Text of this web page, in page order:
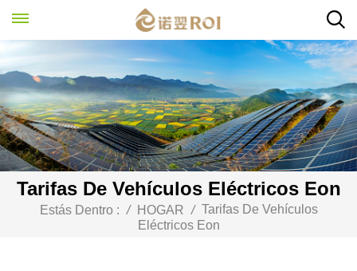
Tarifas De Vehículos Eléctricos Eon
Estás Dentro : / HOGAR / Tarifas De Vehículos
Eléctricos Eon